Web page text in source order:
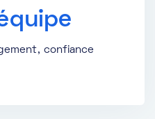
confiance